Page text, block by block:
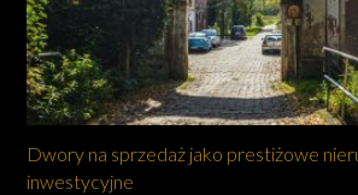
Dwory na sprzedaż jako prestiżowe
inwestycyjne